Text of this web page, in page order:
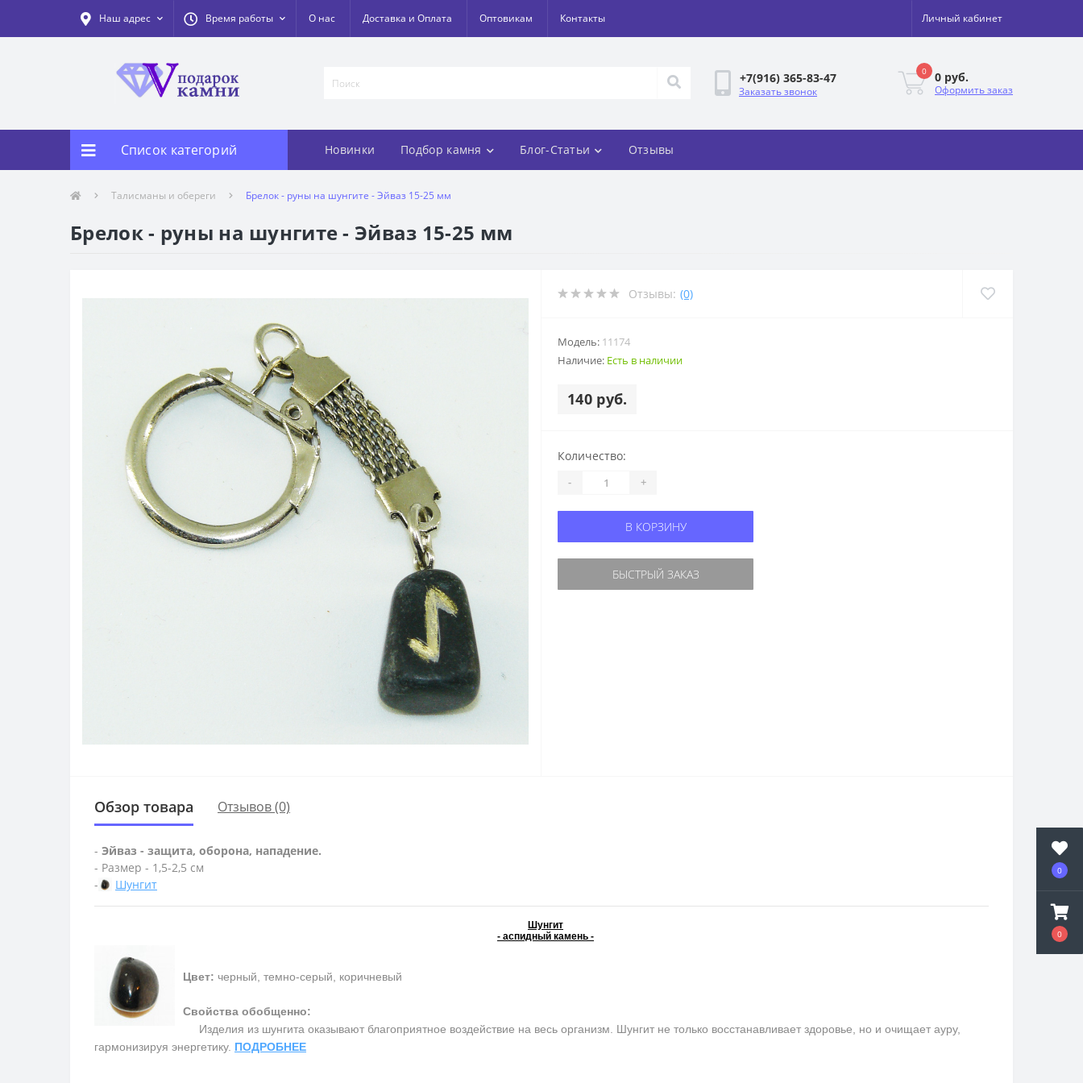
0
0
Наш адрес Время работы О нас Доставка и Оплата Оптовикам Контакты Личный кабинет
+7(916) 365-83-47
Заказать звонок
0 0 руб.
Оформить заказ
Список категорий Новинки Подбор камня Блог-Статьи Отзывы
Талисманы и обереги Брелок - руны на шунгите - Эйваз 15-25 мм
Брелок - руны на шунгите - Эйваз 15-25 мм
Отзывы: (0)
Модель: 11174
Наличие: Есть в наличии
140 руб.
Количество:
- +
В КОРЗИНУ
БЫСТРЫЙ ЗАКАЗ
Обзор товара Отзывов (0)
- Эйваз - защита, оборона, нападение.
- Размер - 1,5-2,5 см
-
Шунгит
Шунгит
- аспидный камень -
Цвет: черный, темно-серый, коричневый
Свойства обобщенно:
Изделия из шунгита оказывают благоприятное воздействие на весь организм. Шунгит не только восстанавливает здоровье, но и очищает ауру,
гармонизируя энергетику. ПОДРОБНЕЕ